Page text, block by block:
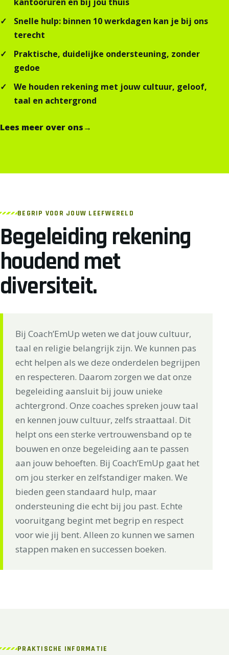
Snelle hulp: binnen 10 werkdagen kan je bij ons
terecht
Praktische, duidelijke ondersteuning, zonder
gedoe
We houden rekening met jouw cultuur, geloof,
taal en achtergrond
Lees meer over ons→
BEGRIP VOOR JOUW LEEFWERELD
Begeleiding rekening
houdend met
diversiteit.
Bij Coach’EmUp weten we dat jouw cultuur,
taal en religie belangrijk zijn. We kunnen pas
echt helpen als we deze onderdelen begrijpen
en respecteren. Daarom zorgen we dat onze
begeleiding aansluit bij jouw unieke
achtergrond. Onze coaches spreken jouw taal
en kennen jouw cultuur, zelfs straattaal. Dit
helpt ons een sterke vertrouwensband op te
bouwen en onze begeleiding aan te passen
aan jouw behoeften. Bij Coach’EmUp gaat het
om jou sterker en zelfstandiger maken. We
bieden geen standaard hulp, maar
ondersteuning die echt bij jou past. Echte
vooruitgang begint met begrip en respect
voor wie jij bent. Alleen zo kunnen we samen
stappen maken en successen boeken.
PRAKTISCHE INFORMATIE